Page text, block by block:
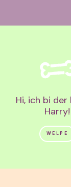
Hi, ich bi
Harry!
WELPE